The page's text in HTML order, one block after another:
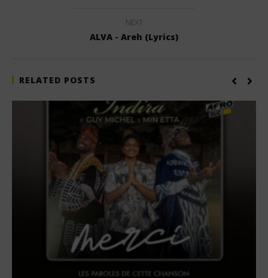
NEXT
ALVA - Areh (Lyrics)
RELATED POSTS